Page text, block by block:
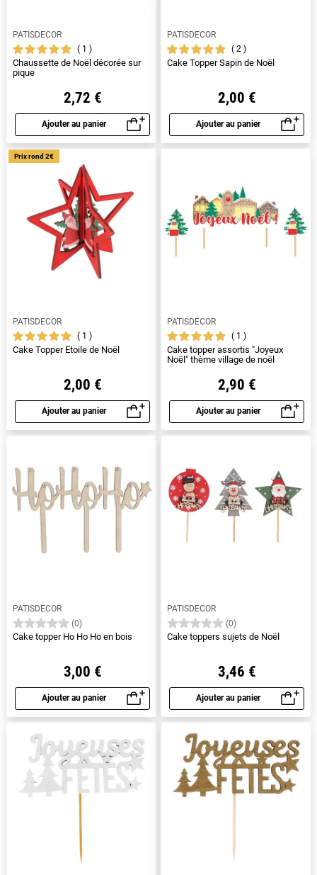
PATISDECOR
1
Chaussette de Noël décorée sur
pique
2,72 €
Ajouter au panier
Aperçu rapide
PATISDECOR
2
Cake Topper Sapin de Noël
2,00 €
Ajouter au panier
Aperçu rapide
PATISDECOR
1
Cake Topper Etoile de Noël
2,00 €
Ajouter au panier
Aperçu rapide
Prix rond 2€
PATISDECOR
1
Cake topper assortis "Joyeux
Noël" thème village de noël
2,90 €
Ajouter au panier
Aperçu rapide
PATISDECOR
(0)
Cake topper Ho Ho Ho en bois
3,00 €
Ajouter au panier
Aperçu rapide
PATISDECOR
(0)
Cake toppers sujets de Noël
3,46 €
Ajouter au panier
Aperçu rapide